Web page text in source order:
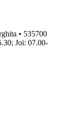
• 535700
Joi: 07.00-